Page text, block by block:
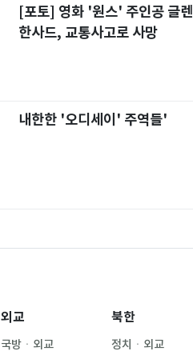
[포토] 영화 '원스' 주인공 글렌
한사드, 교통사고로 사망
내한한 '오디세이' 주역들'
외교
국방ㆍ외교
북한
정치ㆍ외교